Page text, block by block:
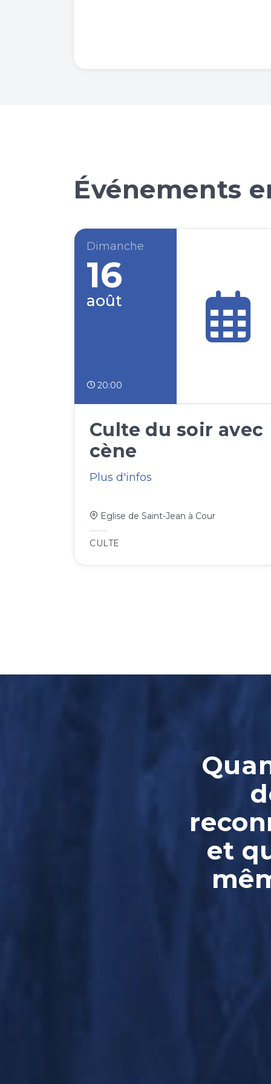
Événements
Dimanche
16
août
20:00
Culte du soir avec
cène
Plus d'infos
Eglise de Saint-Jean à Cour
CULTE
et